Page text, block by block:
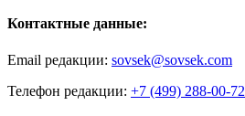
Контактные данные:
Email редакции: sovsek@sovsek.com
Телефон редакции: +7 (499) 288-00-72